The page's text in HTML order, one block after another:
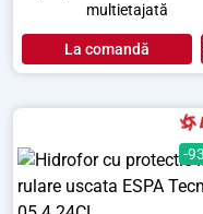
multietajată
La comandă
-